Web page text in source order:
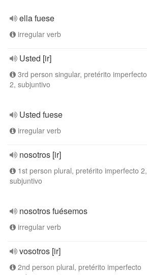
ella fuese
irregular verb
Usted [ir]
3rd person singular, pretérito imperfecto
2, subjuntivo
Usted fuese
irregular verb
nosotros [ir]
1st person plural, pretérito imperfecto 2,
subjuntivo
nosotros fuésemos
irregular verb
vosotros [ir]
2nd person plural, pretérito imperfecto